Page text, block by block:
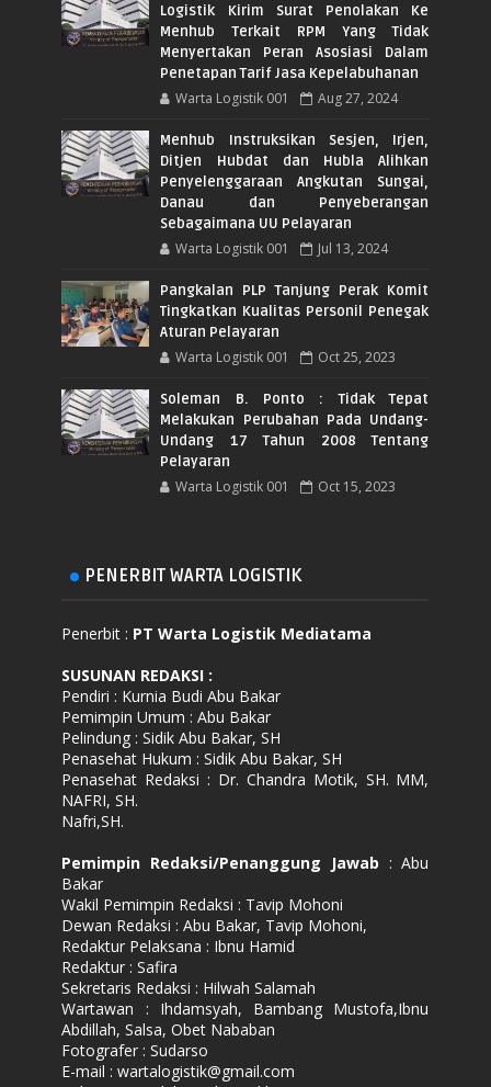
Logistik Kirim Surat Penolakan Ke
Menhub Terkait RPM Yang Tidak
Menyertakan Peran Asosiasi Dalam
Penetapan Tarif Jasa Kepelabuhanan
Warta Logistik 001 Aug 27, 2024
Menhub Instruksikan Sesjen, Irjen,
Ditjen Hubdat dan Hubla Alihkan
Penyelenggaraan Angkutan Sungai,
Danau dan Penyeberangan
Sebagaimana UU Pelayaran
Warta Logistik 001 Jul 13, 2024
Pangkalan PLP Tanjung Perak Komit
Tingkatkan Kualitas Personil Penegak
Aturan Pelayaran
Warta Logistik 001 Oct 25, 2023
Soleman B. Ponto : Tidak Tepat
Melakukan Perubahan Pada Undang-
Undang 17 Tahun 2008 Tentang
Pelayaran
Warta Logistik 001 Oct 15, 2023
PENERBIT WARTA LOGISTIK
Penerbit : PT Warta Logistik Mediatama
SUSUNAN REDAKSI :
Pendiri : Kurnia Budi Abu Bakar
Pemimpin Umum : Abu Bakar
Pelindung : Sidik Abu Bakar, SH
Penasehat Hukum : Sidik Abu Bakar, SH
Penasehat Redaksi : Dr. Chandra Motik, SH. MM,
NAFRI, SH.
Nafri,SH.
Pemimpin Redaksi/Penanggung Jawab : Abu
Bakar
Wakil Pemimpin Redaksi : Tavip Mohoni
Dewan Redaksi : Abu Bakar, Tavip Mohoni,
Redaktur Pelaksana : Ibnu Hamid
Redaktur : Safira
Sekretaris Redaksi : Hilwah Salamah
Wartawan : Ihdamsyah, Bambang Mustofa,Ibnu
Abdillah, Salsa, Obet Nababan
Fotografer : Sudarso
E-mail : wartalogistik@gmail.com